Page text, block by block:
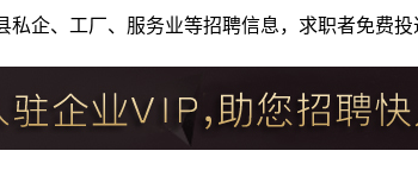
企、工厂、服务业等招聘信息，求职者免费